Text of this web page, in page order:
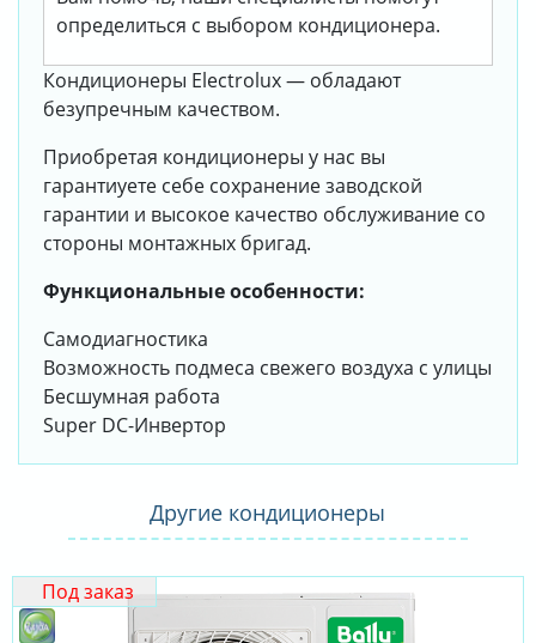
определиться с выбором кондиционера.
Кондиционеры Electrolux — обладают
безупречным качеством.
Приобретая кондиционеры у нас вы
гарантиуете себе сохранение заводской
гарантии и высокое качество обслуживание со
стороны монтажных бригад.
Функциональные особенности:
Самодиагностика
Возможность подмеса свежего воздуха с улицы
Бесшумная работа
Super DC-Инвертор
Другие кондиционеры
Под заказ